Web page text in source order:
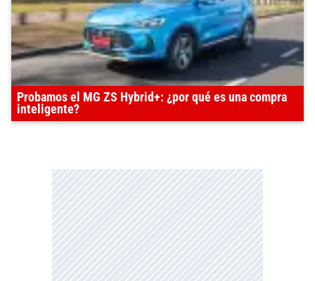
Probamos el MG ZS Hybrid+: ¿por qué es una compra
inteligente?